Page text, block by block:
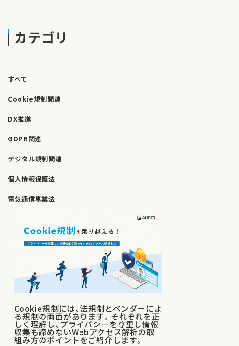
カテゴリ
すべて
Cookie規制関連
DX推進
GDPR関連
デジタル規制関連
個人情報保護法
電気通信事業法
Cookie規制には、法規制とベンダーによ
る規制の両面があります。それぞれを正
しく理解し、プライバシ―を尊重し情報
収集も諦めないWebアクセス解析の取
組み方のポイントをご紹介します。